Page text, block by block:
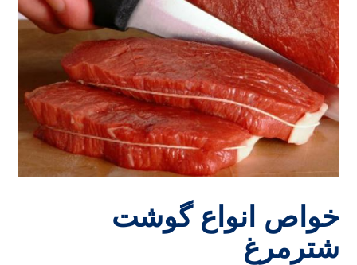
خواص انواع گوشت
شترمرغ